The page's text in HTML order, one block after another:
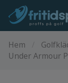
Hem
Under Armour